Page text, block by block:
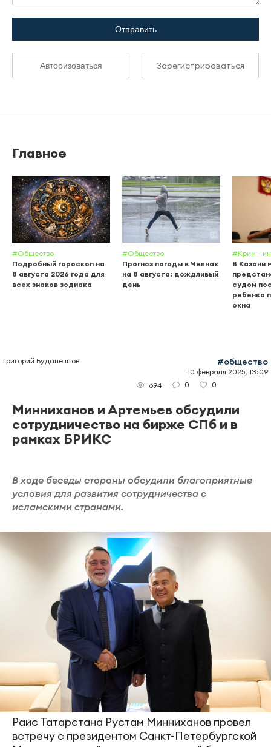
Отправить
Авторизоваться Зарегистрироваться
Главное
#Общество
Подробный гороскоп на
8 августа 2026 года для
всех знаков зодиака
#Общество
Прогноз погоды в Челнах
на 8 августа: дождливый
день
#Крим -
В Казани
судом
ребенка
окна
Григорий Будапештов #общество
10 февраля 2025, 13:09
694
0 0
Минниханов и Артемьев обсудили
сотрудничество на бирже СПб и в
рамках БРИКС
В ходе беседы стороны обсудили благоприятные
условия для развития сотрудничества с
исламскими странами.
Раис Татарстана Рустам Минниханов провел
встречу с президентом Санкт-Петербургской